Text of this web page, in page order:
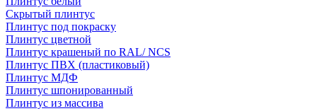
Скрытый плинтус
Плинтус под покраску
Плинтус цветной
Плинтус крашеный по RAL/ NCS
Плинтус ПВХ (пластиковый)
Плинтус МДФ
Плинтус шпонированный
Плинтус из массива